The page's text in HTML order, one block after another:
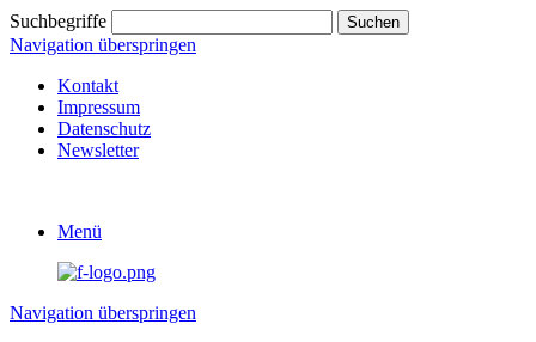
Suchbegriffe
Navigation überspringen
Kontakt
Impressum
Datenschutz
Newsletter
Menü
Navigation überspringen